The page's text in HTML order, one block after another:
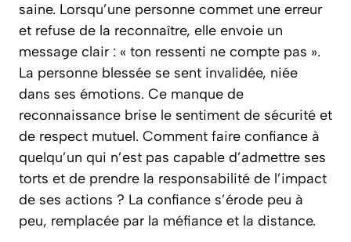
saine. Lorsqu’une personne commet une erreur
et refuse de la reconnaître, elle envoie un
message clair : « ton ressenti ne compte pas ».
La personne blessée se sent invalidée, niée
dans ses émotions. Ce manque de
reconnaissance brise le sentiment de sécurité et
de respect mutuel. Comment faire confiance à
quelqu’un qui n’est pas capable d’admettre ses
torts et de prendre la responsabilité de l’impact
de ses actions ? La confiance s’érode peu à
peu, remplacée par la méfiance et la distance.